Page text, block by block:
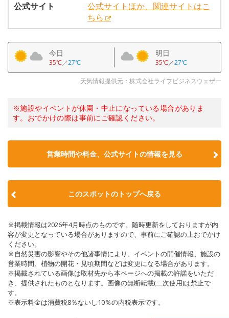
公式サイト
公式サイトほか、関連サイトはこ
ちら
今日
35℃／27℃
明日
35℃／27℃
天気情報提供元：株式会社ライフビジネスウェザー
※施設やイベントが休園・中止になっている場合がありま
す。おでかけの際は事前にご確認ください。
営業時間や料金、公式サイトの情報を見る
このスポットのトップへ戻る
※掲載情報は2026年4月時点のものです。随時更新をしておりますが内
容が変更となっている場合がありますので、事前にご確認の上おでかけ
ください。
※自然災害の影響やその他諸事情により、イベントの開催情報、施設の
営業時間、植物の開花・見頃期間などは変更になる場合があります。
※掲載されている画像は取材先から本ページへの掲載の許諾をいただ
き、提供されたものとなります。画像の無断転載(二次使用)は禁止で
す。
※表示料金は消費税8％ないし10％の内税表示です。